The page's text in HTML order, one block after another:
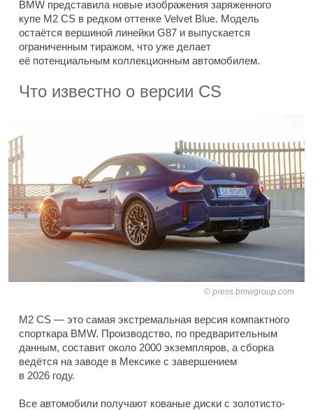
BMW представила новые изображения заряженного
купе M2 CS в редком оттенке Velvet Blue. Модель
остаётся вершиной линейки G87 и выпускается
ограниченным тиражом, что уже делает
её потенциальным коллекционным автомобилем.
Что известно о версии CS
press.bmwgroup.com
M2 CS — это самая экстремальная версия компактного
спорткара BMW. Производство, по предварительным
данным, составит около 2000 экземпляров, а сборка
ведётся на заводе в Мексике с завершением
в 2026 году.
Все автомобили получают кованые диски с золотисто-